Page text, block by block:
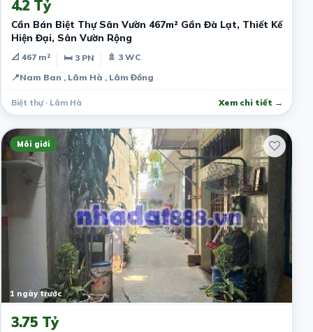
4.2 Tỷ
Cần Bán Biệt Thự Sân Vườn 467m² Gần Đà Lạt, Thiết Kế
Hiện Đại, Sân Vườn Rộng
📐 467 m² 🛏 3 PN
🚿 3 WC
📍Nam Ban , Lâm Hà , Lâm Đồng
Biệt thự · Lâm Hà Xem chi tiết →
Môi giới
1 ngày trước
3.75 Tỷ